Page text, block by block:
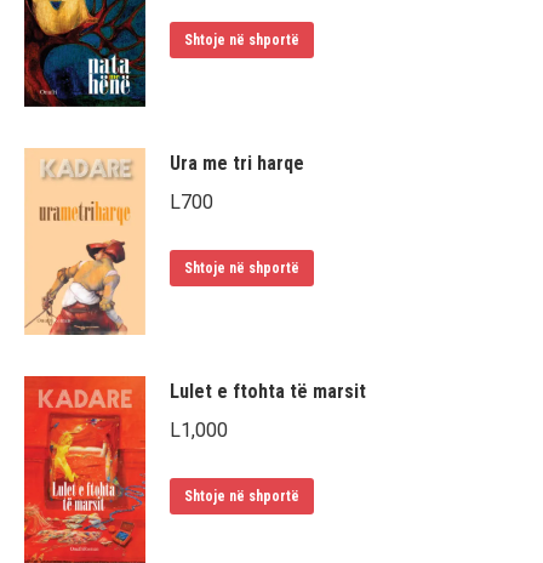
Shtoje në shportë
Ura me tri harqe
L700
Shtoje në shportë
Lulet e ftohta të marsit
L1,000
Shtoje në shportë